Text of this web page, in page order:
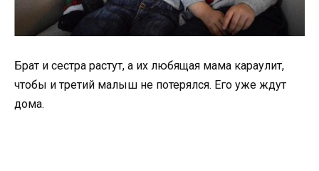
Брат и сестра растут, а их любящая мама караулит,
чтобы и третий малыш не потерялся. Его уже ждут
дома.